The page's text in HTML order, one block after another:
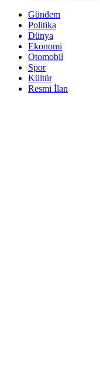
Gündem
Politika
Dünya
Ekonomi
Otomobil
Spor
Kültür
Resmi İlan